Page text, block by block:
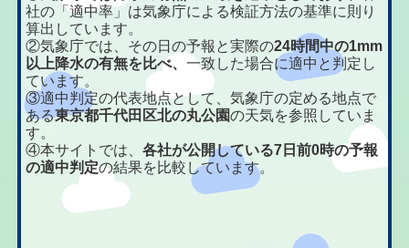
社の「適中率」は気象庁による検証方法の基準に則り
算出しています。
②気象庁では、その日の予報と実際の24時間中の1mm
以上降水の有無を比べ、一致した場合に適中と判定し
ています。
③適中判定の代表地点として、気象庁の定める地点で
ある東京都千代田区北の丸公園の天気を参照していま
す。
④本サイトでは、各社が公開している7日前0時の予報
の適中判定の結果を比較しています。